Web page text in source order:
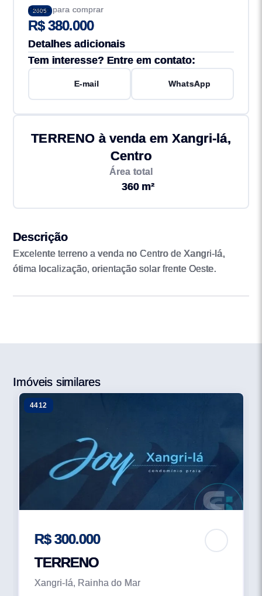
2605
Preço para comprar
R$ 380.000
Detalhes adicionais
Tem interesse? Entre em contato:
E-mail WhatsApp
TERRENO à venda em Xangri-lá,
Centro
Área total
360 m²
Descrição
Excelente terreno a venda no Centro de Xangri-lá,
ótima localização, orientação solar frente Oeste.
Imóveis similares
4412
R$ 300.000
TERRENO
Xangri-lá, Rainha do Mar